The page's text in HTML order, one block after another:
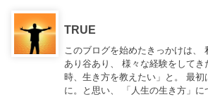
TRUE
このブログを始めたきっかけは、
あり谷あり、 様々な経験をして
時、生き方を教えたい」と。 最
に。と思い、 「人生の生き方」